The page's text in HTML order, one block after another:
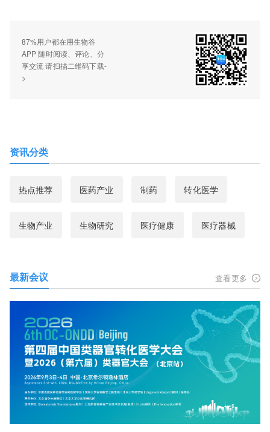
87%用户都在用生物谷
APP 随时阅读、评论、分
享交流 请扫描二维码下载-
>
资讯分类
热点推荐 医药产业 制药 转化医学
生物产业 生物研究 医疗健康 医疗器械
最新会议 查看更多